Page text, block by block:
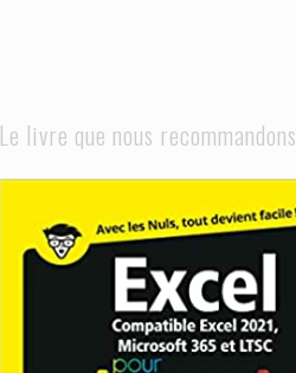
Le livre que nous recommandons